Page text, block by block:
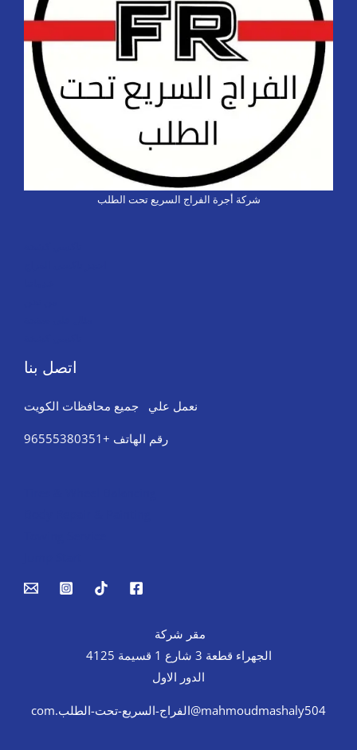
شركة أجرة الفراج السريع تحت الطلب
اتصل بنا
نعمل علي جميع محافظات الكويت
رقم الهاتف +96555380351
مقر شركة
الجهراء قطعة 3 شارع 1 قسيمة 4125
الدور الاول
mahmoudmashaly504@الفراج-السريع-تحت-الطلب.com